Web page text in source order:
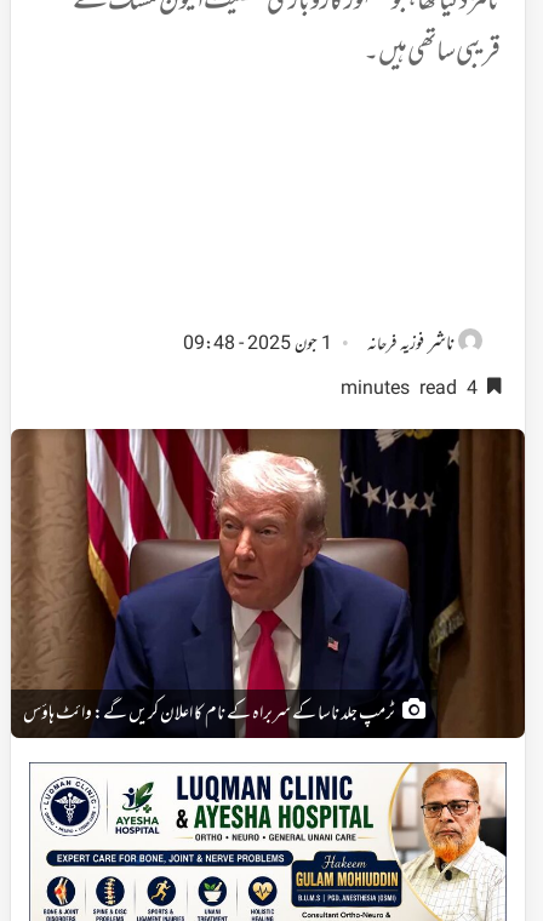
قریبی ساتھی ہیں۔
ناشرفوزیہ فرحانہ
1 جون 2025 - 09:48
4 minutes read
ٹرمپ جلد ناسا کے سربراہ کے نام کا اعلان کریں گے: وائٹ ہاؤس